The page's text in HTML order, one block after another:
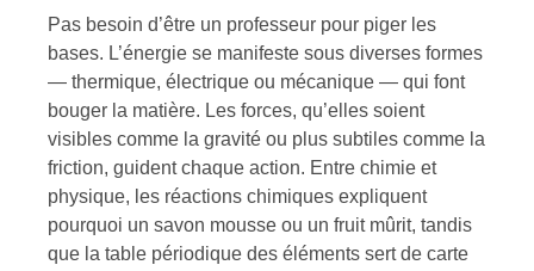
Pas besoin d’être un professeur pour piger les
bases. L’énergie se manifeste sous diverses formes
— thermique, électrique ou mécanique — qui font
bouger la matière. Les forces, qu’elles soient
visibles comme la gravité ou plus subtiles comme la
friction, guident chaque action. Entre chimie et
physique, les réactions chimiques expliquent
pourquoi un savon mousse ou un fruit mûrit, tandis
que la table périodique des éléments sert de carte